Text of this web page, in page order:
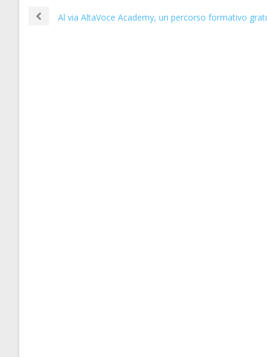
Al via AltaVoce Academy, un percorso formativo